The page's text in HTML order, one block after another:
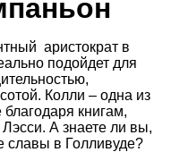
аристократ в
подойдет для
Колли – одна из
книгам,
А знаете ли вы,
славы в Голливуде?